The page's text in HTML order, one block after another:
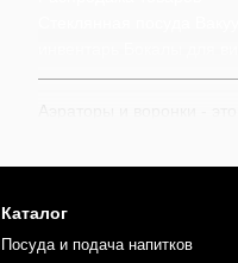
осадок. Аэраторы
проливаний и потери
Каталог
Посуда и подача напитков